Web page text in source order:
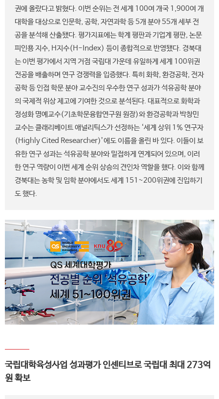
권에 올랐다고 밝혔다. 이번 순위는 전 세계 100여 개국 1,900여 개
대학을 대상으로 인문학, 공학, 자연과학 등 5개 분야 55개 세부 전
공을 분석해 산출됐다. 평가지표에는 학계 평판과 기업계 평판, 논문
피인용 지수, H지수(H-Index) 등이 종합적으로 반영됐다. 경북대
는 이번 평가에서 지역 거점 국립대 가운데 유일하게 세계 100위권
전공을 배출하며 연구 경쟁력을 입증했다. 특히 화학, 환경공학, 전자
공학 등 인접 학문 분야 교수진의 우수한 연구 성과가 석유공학 분야
의 국제적 위상 제고에 기여한 것으로 분석된다. 대표적으로 화학과
정성화 명예교수(기초학문융합연구원 원장)와 환경공학과 박창민
교수는 클래리베이트 애널리틱스가 선정하는 ‘세계 상위 1% 연구자
(Highly Cited Researcher)’에도 이름을 올린 바 있다. 이들이 보
유한 연구 성과는 석유공학 분야와 밀접하게 연계되어 있으며, 이러
한 연구 역량이 이번 세계 순위 상승의 견인차 역할을 했다. 이와 함께
경북대는 농학 및 임학 분야에서도 세계 151~200위권에 진입하기
도 했다.
국립대학육성사업 성과평가 인센티브로 국립대 최대 273억
원 확보